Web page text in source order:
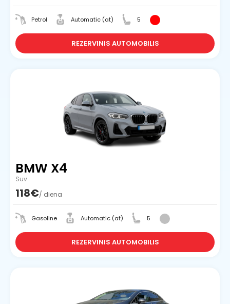
Petrol Automatic (at) 5
REZERVINIS AUTOMOBILIS
BMW X4
Suv
118€/ diena
Gasoline Automatic (at) 5
REZERVINIS AUTOMOBILIS